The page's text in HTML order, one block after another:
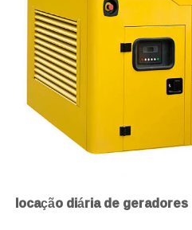
locação diária de geradores